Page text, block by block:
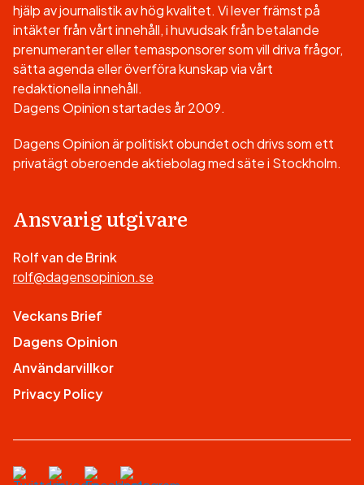
hjälp av journalistik av hög kvalitet. Vi lever främst på
intäkter från vårt innehåll, i huvudsak från betalande
prenumeranter eller temasponsorer som vill driva frågor,
sätta agenda eller överföra kunskap via vårt
redaktionella innehåll.
Dagens Opinion startades år 2009.
Dagens Opinion är politiskt obundet och drivs som ett
privatägt oberoende aktiebolag med säte i Stockholm.
Ansvarig utgivare
Rolf van de Brink
rolf@dagensopinion.se
Veckans Brief
Dagens Opinion
Användarvillkor
Privacy Policy